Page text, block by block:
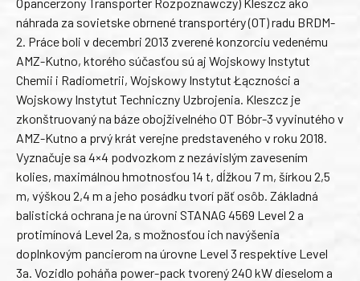
náhrada za sovietske obrnené transportéry (OT) radu BRDM-
2. Práce boli v decembri 2013 zverené konzorciu vedenému
AMZ-Kutno, ktorého súčasťou sú aj Wojskowy Instytut
Chemii i Radiometrii, Wojskowy Instytut Łączności a
Wojskowy Instytut Techniczny Uzbrojenia. Kleszcz je
zkonštruovaný na báze obojživelného OT Bóbr-3 vyvinutého v
AMZ-Kutno a prvý krát verejne predstaveného v roku 2018.
Vyznačuje sa 4×4 podvozkom z nezávislým zavesením
kolies, maximálnou hmotnosťou 14 t, dĺžkou 7 m, šírkou 2,5
m, výškou 2,4 m a jeho posádku tvorí päť osôb. Základná
balistická ochrana je na úrovni STANAG 4569 Level 2 a
protimínová Level 2a, s možnosťou ich navýšenia
doplnkovým pancierom na úrovne Level 3 respektíve Level
3a. Vozidlo poháňa power-pack tvorený 240 kW dieselom a